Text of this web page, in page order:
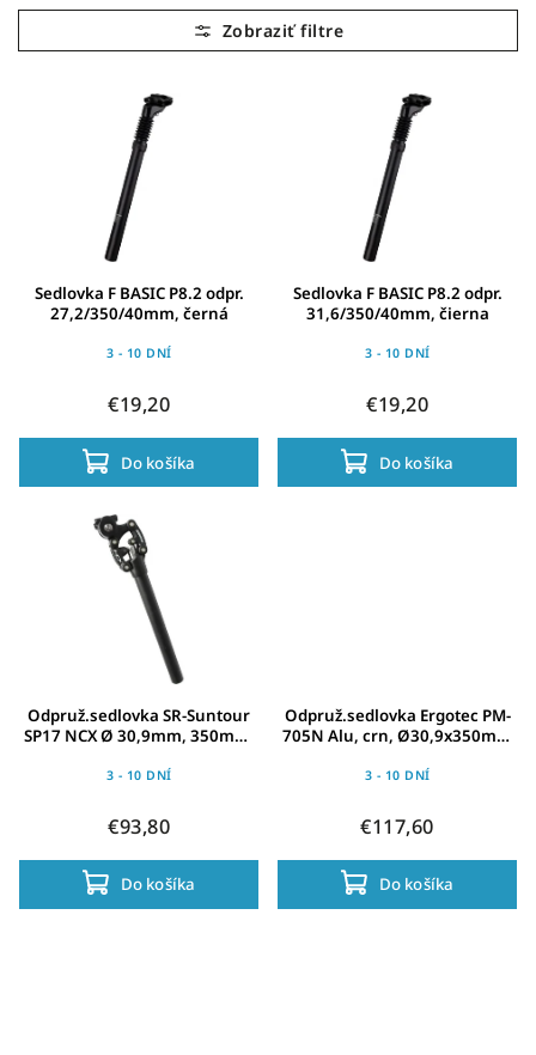
Najlacnejšie
Najdrahšie
Sedlovka F BASIC P8.2 odpr.
27,2/350/40mm, černá
3 - 10 DNÍ
€19,20
Do košíka
Sedlovka F BASIC P8.2 odpr.
31,6/350/40mm, čierna
3 - 10 DNÍ
€19,20
Do košíka
Odpruž.sedlovka SR-Suntour
SP17 NCX Ø 30,9mm, 350mm,
3 - 10 DNÍ
€93,80
Do košíka
Odpruž.sedlovka Ergotec PM-
705N Alu, crn, Ø30,9x350mm
3 - 10 DNÍ
€117,60
Do košíka